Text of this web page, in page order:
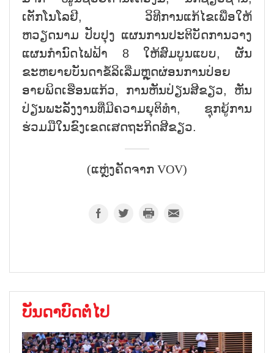
ເຕັກໂນໂລຢີ, ວິທີການແກ້ໄຂເພື່ອໃຫ້
ຫວຽດນາມ ປັບປຸງ ແຜນການປະຕິບັດການວາງ
ແຜນກຳນົດໄຟຟ້າ 8 ໃຫ້ສົມບູນແບບ, ຜັນ
ຂະຫຍາຍບັນດາຂໍ້ລິເລີ່ມຫຼຸດຜ່ອນການປ່ອຍ
ອາຍພິດເຮືອນແກ້ວ, ການຫັນປ່ຽນສີຂຽວ, ຫັນ
ປ່ຽນພະລັງງານທີ່ມີຄວາມຍຸຕິທຳ, ຊຸກຍູ້ການ
ຮ່ວມມືໃນຂົງເຂດເສດຖະກິດສີຂຽວ.
(ແຫຼ່ງຄັດຈາກ VOV)
ບັນດາບົດຕໍ່ໄປ